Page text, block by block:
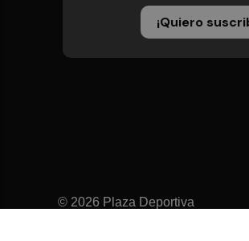
¡Quiero
© 2026 Plaza Deportiva